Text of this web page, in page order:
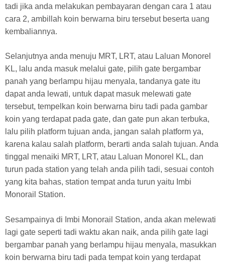
tadi jika anda melakukan pembayaran dengan cara 1 atau
cara 2, ambillah koin berwarna biru tersebut beserta uang
kembaliannya.
Selanjutnya anda menuju MRT, LRT, atau Laluan Monorel
KL, lalu anda masuk melalui gate, pilih gate bergambar
panah yang berlampu hijau menyala, tandanya gate itu
dapat anda lewati, untuk dapat masuk melewati gate
tersebut, tempelkan koin berwarna biru tadi pada gambar
koin yang terdapat pada gate, dan gate pun akan terbuka,
lalu pilih platform tujuan anda, jangan salah platform ya,
karena kalau salah platform, berarti anda salah tujuan. Anda
tinggal menaiki MRT, LRT, atau Laluan Monorel KL, dan
turun pada station yang telah anda pilih tadi, sesuai contoh
yang kita bahas, station tempat anda turun yaitu Imbi
Monorail Station.
Sesampainya di Imbi Monorail Station, anda akan melewati
lagi gate seperti tadi waktu akan naik, anda pilih gate lagi
bergambar panah yang berlampu hijau menyala, masukkan
koin berwarna biru tadi pada tempat koin yang terdapat